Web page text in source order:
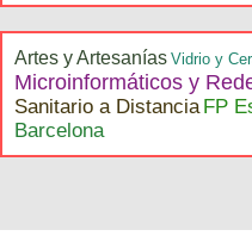
Artes y Artesanías Vidrio y
Microinformáticos y
Sanitario a Distancia FP
Barcelona